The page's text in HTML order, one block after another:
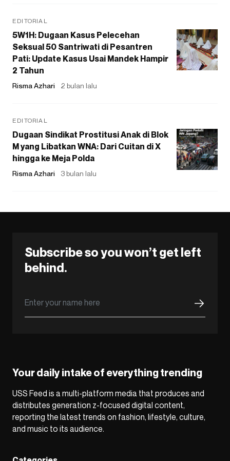
EDITORIAL
5W1H: Dugaan Kasus Pelecehan
Seksual 50 Santriwati di Pesantren
Pati: Update Kasus Usai Mandek Hampir
2 Tahun
Risma Azhari 2 bulan lalu
EDITORIAL
Dugaan Sindikat Prostitusi Anak di Blok
M yang Libatkan WNA: Dari Cuitan di X
hingga ke Meja Polda
Risma Azhari 3 bulan lalu
Subscribe so you won’t get left
behind.
Your daily intake of everything trending
USS Feed is a multi-platform media that produces and
distributes generation z-focused digital content,
reporting the latest trends on fashion, lifestyle, culture,
and music to its audience.